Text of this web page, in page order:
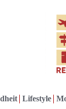
Lifestyle